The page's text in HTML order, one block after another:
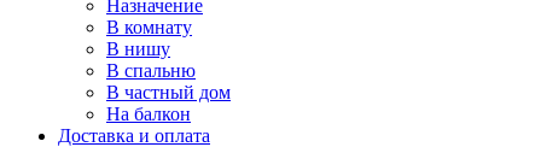
Назначение
В комнату
В нишу
В спальню
В частный дом
На балкон
Доставка и оплата